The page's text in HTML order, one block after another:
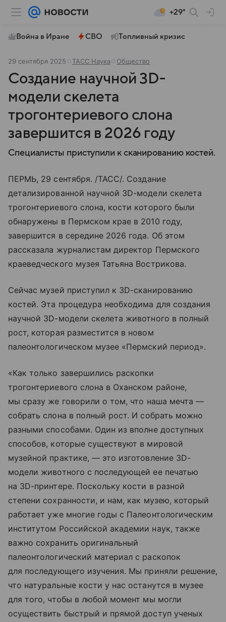
+29°
Война в Иране СВО Топливный кризис
29 сентября 2025 ТАСС Наука Общество
Создание научной 3D-
модели скелета
трогонтериевого слона
завершится в 2026 году
Специалисты приступили к сканированию костей.
ПЕРМЬ, 29 сентября. /ТАСС/. Создание
детализированной научной 3D-модели скелета
трогонтериевого слона, кости которого были
обнаружены в Пермском крае в 2010 году,
завершится в середине 2026 года. Об этом
рассказала журналистам директор Пермского
краеведческого музея Татьяна Вострикова.
Сейчас музей приступил к 3D-сканированию
костей. Эта процедура необходима для создания
научной 3D-модели скелета животного в полный
рост, которая разместится в новом
палеонтологическом музее «Пермский период».
«Как только завершились раскопки
трогонтериевого слона в Оханском районе,
мы сразу же говорили о том, что наша мечта —
собрать слона в полный рост. И собрать можно
разными способами. Один из вполне доступных
способов, которые существуют в мировой
музейной практике, — это изготовление 3D-
модели животного с последующей ее печатью
на 3D-принтере. Поскольку кости в разной
степени сохранности, и нам, как музею, который
работает уже многие годы с Палеонтологическим
институтом Российской академии наук, также
важно сохранить оригинальный
палеонтологический материал с раскопок
для последующего изучения. Мы приняли решение,
что натуральные кости у нас останутся в музее
для того, чтобы в любой момент мы могли
осуществить быстрый и прямой доступ ученых